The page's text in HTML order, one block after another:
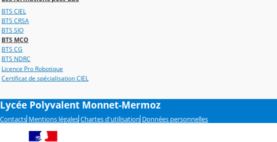
BTS CIEL
BTS CRSA
BTS SIO
BTS MCO
BTS CG
BTS NDRC
Licence Pro Robotique
Certificat de spécialisation CIEL
Lycée Polyvalent Monnet-Mermoz
Contacts Mentions légales Chartes d'utilisation Données personnelles